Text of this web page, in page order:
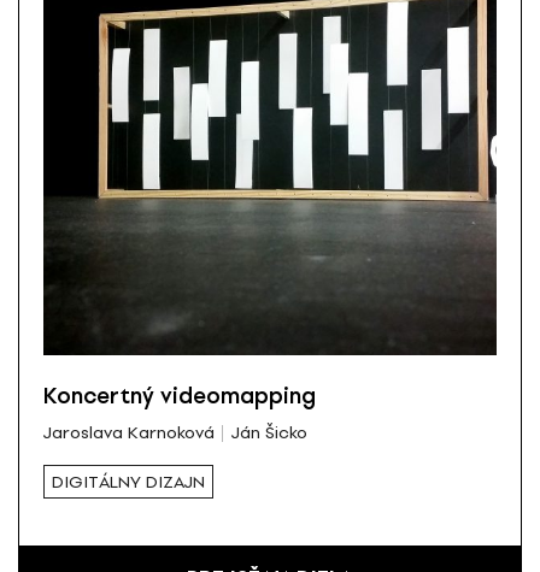
Koncertný videomapping
Jaroslava Karnoková Ján Šicko
DIGITÁLNY DIZAJN